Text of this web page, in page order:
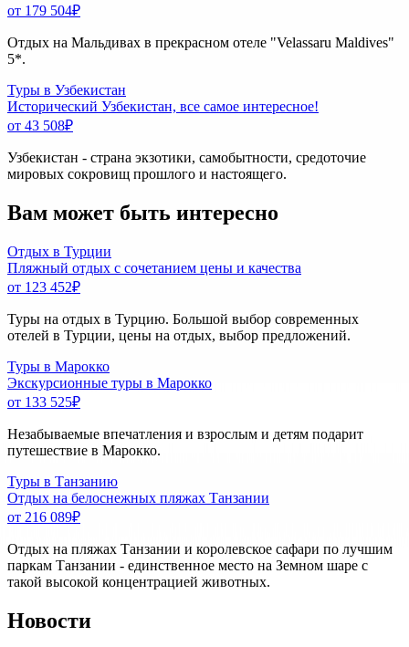
от 179 504₽
Отдых на Мальдивах в прекрасном отеле "Velassaru Maldives"
5*.
Туры в Узбекистан
Исторический Узбекистан, все самое интересное!
от 43 508₽
Узбекистан - страна экзотики, самобытности, средоточие
мировых сокровищ прошлого и настоящего.
Вам может быть интересно
Отдых в Турции
Пляжный отдых с сочетанием цены и качества
от 123 452₽
Туры на отдых в Турцию. Большой выбор современных
отелей в Турции, цены на отдых, выбор предложений.
Туры в Марокко
Экскурсионные туры в Марокко
от 133 525₽
Незабываемые впечатления и взрослым и детям подарит
путешествие в Марокко.
Туры в Танзанию
Отдых на белоснежных пляжах Танзании
от 216 089₽
Отдых на пляжах Танзании и королевское сафари по лучшим
паркам Танзании - единственное место на Земном шаре с
такой высокой концентрацией животных.
Новости